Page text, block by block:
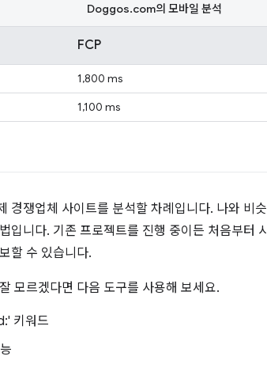
FCP
1,800 ms
1,100 ms
Doggos.com의 모바일 분석
경쟁업체 사이트를 분석할 차례입니다. 나와 비
입니다. 기존 프로젝트를 진행 중이든 처음부터
할 수 있습니다.
모르겠다면 다음 도구를 사용해 보세요.
키워드